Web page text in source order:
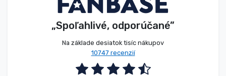
„Spoľahlivé, odporúčané”
Na základe desiatok tisíc nákupov
10747 recenzií